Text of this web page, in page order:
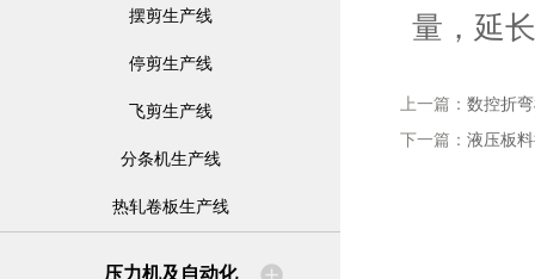
摆剪生产线
停剪生产线
飞剪生产线
分条机生产线
热轧卷板生产线
压力机及自动化
量，延
上一篇： 数控折
下一篇： 液压板